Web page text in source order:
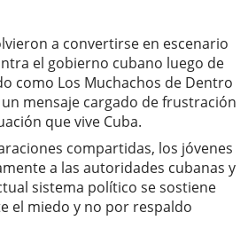
a convertirse en escenario
el gobierno cubano luego de
como Los Muchachos de Dentro
mensaje cargado de frustración
que vive Cuba.
compartidas, los jóvenes
a las autoridades cubanas y
sistema político se sostiene
el miedo y no por respaldo